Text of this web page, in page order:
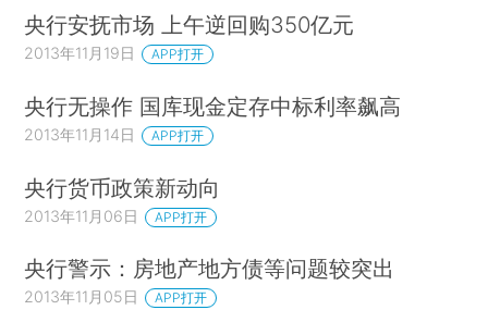
央行安抚市场 上午逆回购350亿元
2013年11月19日 APP打开
央行无操作 国库现金定存中标利率飙高
2013年11月14日 APP打开
央行货币政策新动向
2013年11月06日 APP打开
央行警示：房地产地方债等问题较突出
2013年11月05日 APP打开